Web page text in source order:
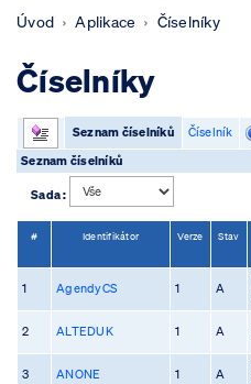
Úvod Aplikace Číselníky
Číselníky
Seznam číselníků Číselník
Seznam číselníků
Sada :
# Identifikátor Verze Stav
1 AgendyCS 1 A
2 ALTEDUK 1 A
3 ANONE 1 A